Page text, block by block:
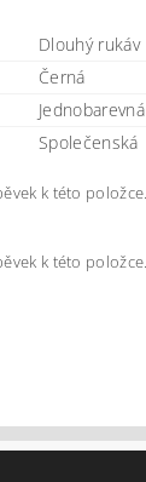
Dlouhý rukáv
Černá
Jednobarevná
Společenská
k této položce.
k této položce.